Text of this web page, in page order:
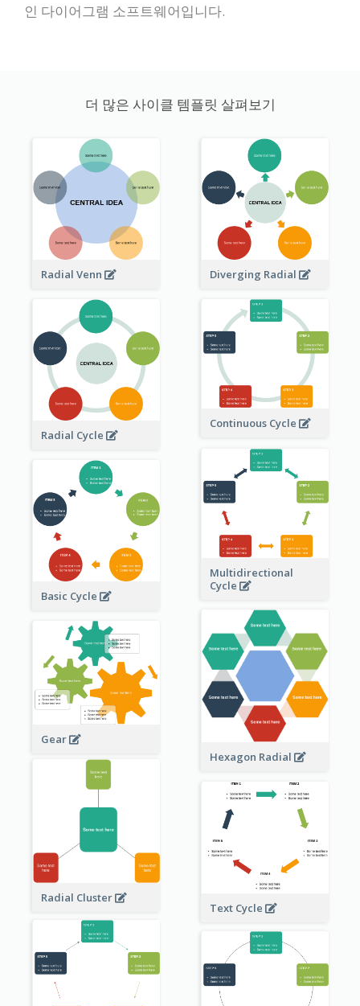
인 다이어그램 소프트웨어입니다.
더 많은 사이클 템플릿 살펴보기
Radial Venn Diverging Radial
Radial Cycle
Continuous Cycle
Multidirectional
Cycle
Basic Cycle
Hexagon Radial
Gear
Radial Cluster
Text Cycle